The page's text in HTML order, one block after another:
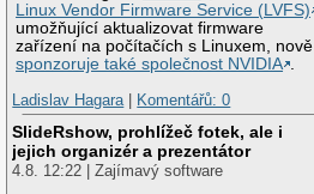
Linux Vendor Firmware Service (LVFS)
umožňující aktualizovat firmware
zařízení na počítačích s Linuxem, nově
sponzoruje také společnost NVIDIA .
Ladislav Hagara| Komentářů: 0
SlideRshow, prohlížeč fotek, ale i
jejich organizér a prezentátor
4.8. 12:22 | Zajímavý software